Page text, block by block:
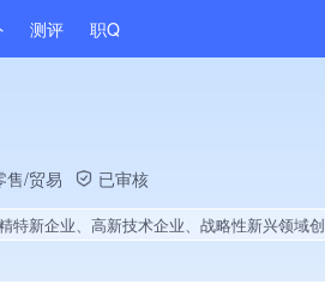
测评 职Q
售/贸易 已审核
、拥有自主品牌、拥有发明专利、专利授权量同领域前5%、技术布局行业领先、经营年限全国同行前10%、集团核心成员、权威管理体系认证、权威产品认证、大学生就业贡献、拥有绿色资质、拥有工艺创新能力、拥有多项作品、美术作品创作量位于同行前500